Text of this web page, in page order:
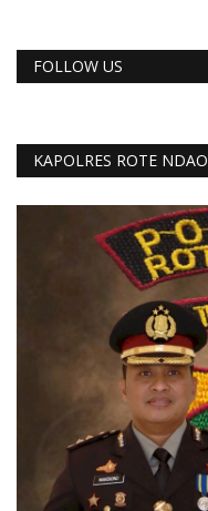
FOLLOW US
KAPOLRES ROTE NDAO